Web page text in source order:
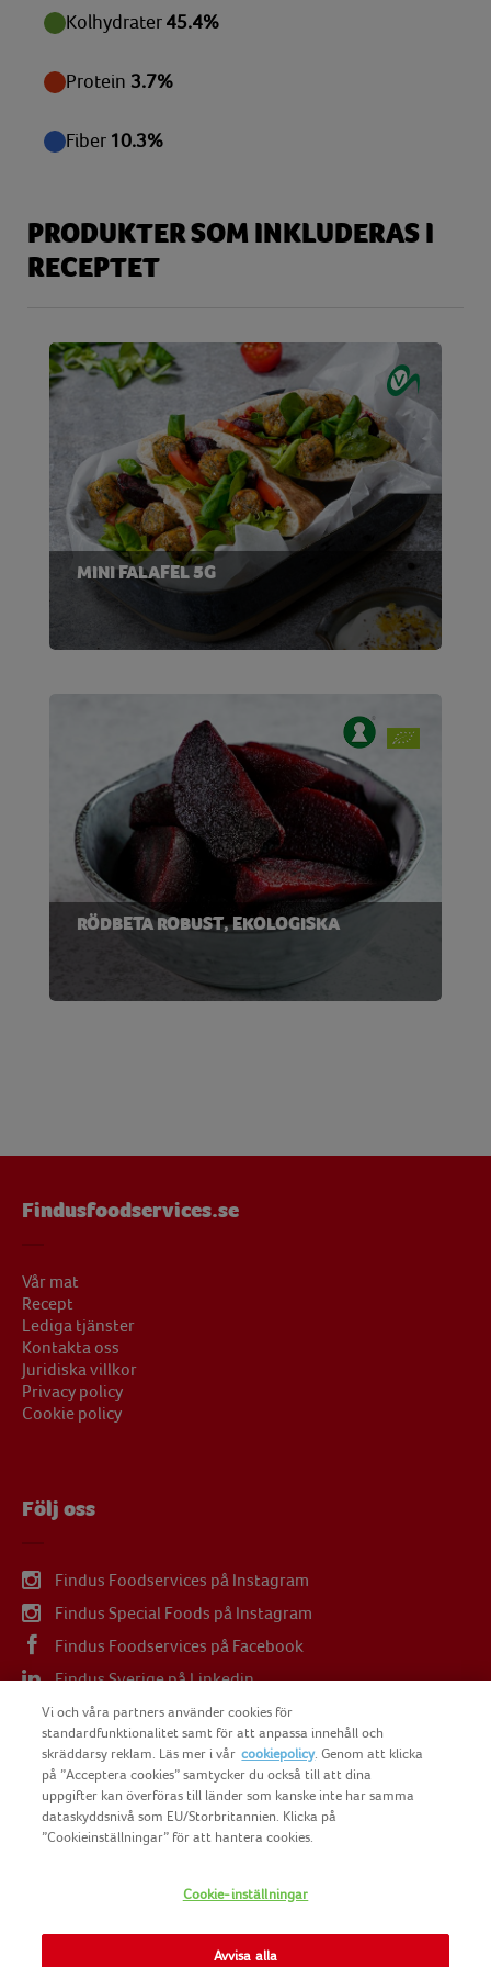
Kolhydrater 45.4%
Protein 3.7%
Fiber 10.3%
PRODUKTER SOM INKLUDERAS I
RECEPTET
MINI FALAFEL 5G
RÖDBETA ROBUST, EKOLOGISKA
Findusfoodservices.se
Vår mat
Recept
Lediga tjänster
Kontakta oss
Juridiska villkor
Privacy policy
Cookie policy
Följ oss
Findus Foodservices på Instagram
Findus Special Foods på Instagram
Findus Foodservices på Facebook
Findus Sverige på Linkedin
Findus Sverige på Youtube
COPYRIGHT FINDUS SVERIGE AB 2025
FINDUS
NOMAD FOODS
Vi och våra partners använder cookies för
standardfunktionalitet samt för att anpassa innehåll och
skräddarsy reklam. Läs mer i vår cookiepolicy. Genom att klicka
på ”Acceptera cookies” samtycker du också till att dina
uppgifter kan överföras till länder som kanske inte har samma
dataskyddsnivå som EU/Storbritannien. Klicka på
”Cookieinställningar” för att hantera cookies.
Cookie-inställningar
Avvisa alla